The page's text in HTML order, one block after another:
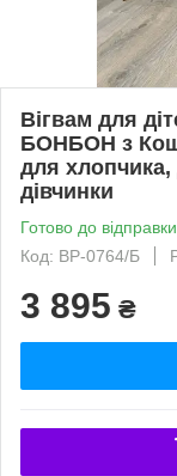
Вігвам для
БОНБОН з
для хлопчика,
дівчинки
Готово до відправки
Код: ВР-0764/Б
3 895 ₴